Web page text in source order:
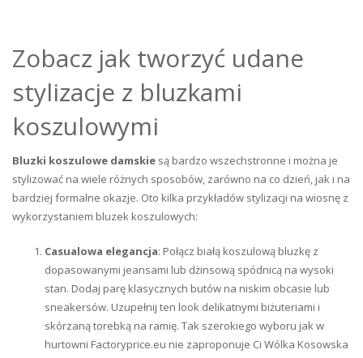
Zobacz jak tworzyć udane
stylizacje z bluzkami
koszulowymi
Bluzki koszulowe damskie są bardzo wszechstronne i można je
stylizować na wiele różnych sposobów, zarówno na co dzień, jak i na
bardziej formalne okazje. Oto kilka przykładów stylizacji na wiosnę z
wykorzystaniem bluzek koszulowych:
Casualowa elegancja: Połącz białą koszulową bluzkę z
dopasowanymi jeansami lub dżinsową spódnicą na wysoki
stan. Dodaj parę klasycznych butów na niskim obcasie lub
sneakersów. Uzupełnij ten look delikatnymi biżuteriami i
skórzaną torebką na ramię. Tak szerokiego wyboru jak w
hurtowni Factoryprice.eu nie zaproponuje Ci Wólka Kosowska